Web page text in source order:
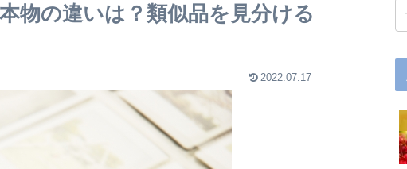
物の違いは？類似品を見分ける
2022.07.17